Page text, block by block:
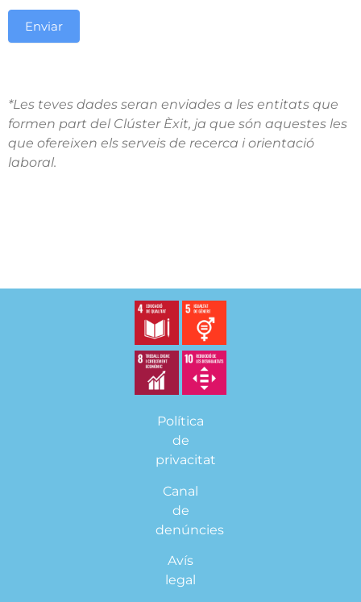
Enviar
*Les teves dades seran enviades a les entitats que
formen part del Clúster Èxit, ja que són aquestes les
que ofereixen els serveis de recerca i orientació
laboral.
Política
de
privacitat
Canal
de
denúncies
Avís
legal